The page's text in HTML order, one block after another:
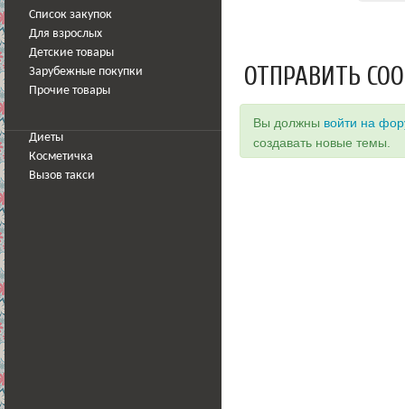
Список закупок
Для взрослых
Детские товары
Зарубежные покупки
Прочие товары
Диеты
Косметичка
Вызов такси
ОТПРАВИТЬ
Вы должны войти на
создавать новые темы.